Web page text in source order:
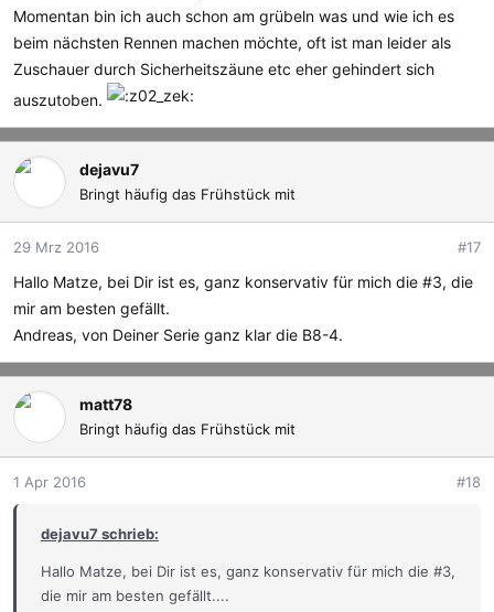
Momentan bin ich auch schon am grübeln was und wie ich es
beim nächsten Rennen machen möchte, oft ist man leider als
Zuschauer durch Sicherheitszäune etc eher gehindert sich
auszutoben.
dejavu7
Bringt häufig das Frühstück mit
29 Mrz 2016 #17
Hallo Matze, bei Dir ist es, ganz konservativ für mich die #3, die
mir am besten gefällt.
Andreas, von Deiner Serie ganz klar die B8-4.
matt78
Bringt häufig das Frühstück mit
1 Apr 2016 #18
dejavu7 schrieb:
Hallo Matze, bei Dir ist es, ganz konservativ für mich die #3,
die mir am besten gefällt....